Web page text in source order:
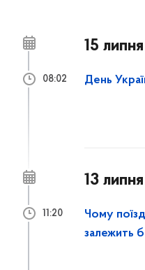
15
День
08:02
13
Чому
залежить
11:20